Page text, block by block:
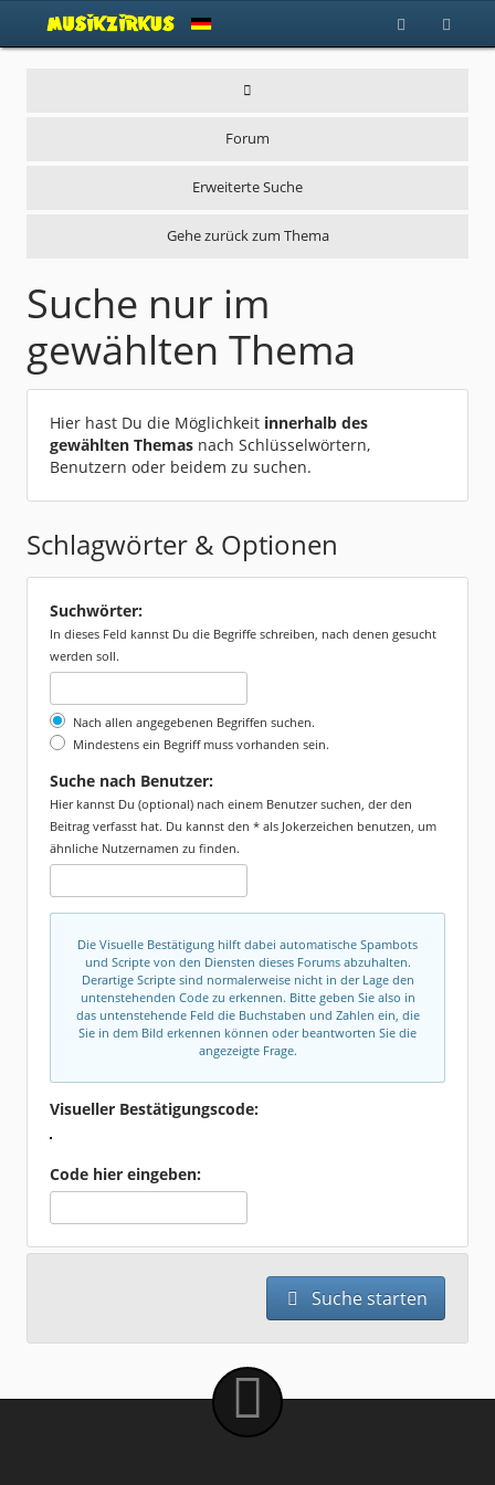
Forum
Erweiterte Suche
Gehe zurück zum Thema
Suche nur im
gewählten Thema
Hier hast Du die Möglichkeit innerhalb des
gewählten Themas nach Schlüsselwörtern,
Benutzern oder beidem zu suchen.
Schlagwörter & Optionen
Suchwörter:
In dieses Feld kannst Du die Begriffe schreiben, nach denen gesucht
werden soll.
Nach allen angegebenen Begriffen suchen.
Mindestens ein Begriff muss vorhanden sein.
Suche nach Benutzer:
Hier kannst Du (optional) nach einem Benutzer suchen, der den
Beitrag verfasst hat. Du kannst den * als Jokerzeichen benutzen, um
ähnliche Nutzernamen zu finden.
Die Visuelle Bestätigung hilft dabei automatische Spambots
und Scripte von den Diensten dieses Forums abzuhalten.
Derartige Scripte sind normalerweise nicht in der Lage den
untenstehenden Code zu erkennen. Bitte geben Sie also in
das untenstehende Feld die Buchstaben und Zahlen ein, die
Sie in dem Bild erkennen können oder beantworten Sie die
angezeigte Frage.
Visueller Bestätigungscode:
Code hier eingeben:
Suche starten